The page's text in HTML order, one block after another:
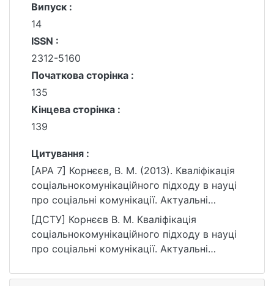
Випуск :
14
ISSN :
2312-5160
Початкова сторінка :
135
Кінцева сторінка :
139
Цитування :
[APA 7] Корнєєв, В. М. (2013). Кваліфікація
соціальнокомунікаційного підходу в науці
про соціальні комунікації. Актуальні
питання масової комунікації, (14), 135–139.
https://ir.library.knu.ua/handle/15071834/9113
[ДСТУ] Корнєєв В. М. Кваліфікація
соціальнокомунікаційного підходу в науці
про соціальні комунікації. Актуальні
135—139. URL: